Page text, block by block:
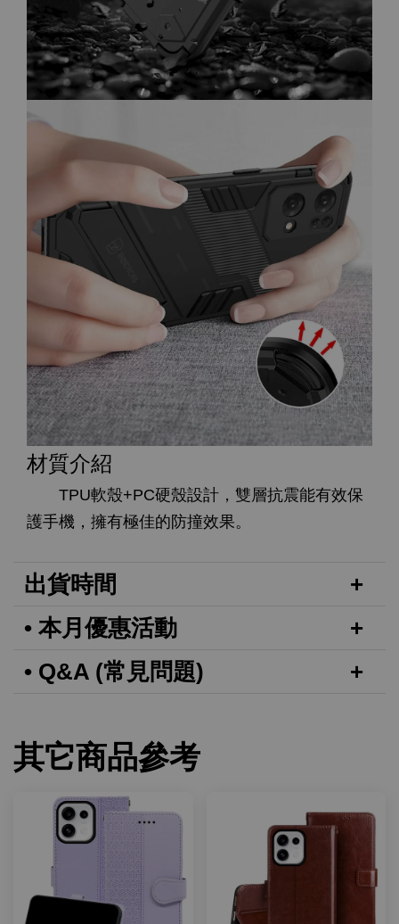
材質介紹
TPU軟殼+PC硬殼設計，雙層抗震能有效保
護手機，擁有極佳的防撞效果。
出貨時間
• 本月優惠活動
• Q&A (常見問題)
其它商品參考